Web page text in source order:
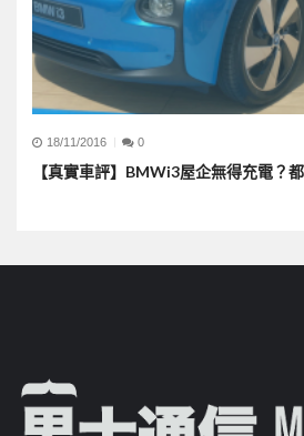
18/11/2016 0
【真實車評】BMWi3屋企無得充電？